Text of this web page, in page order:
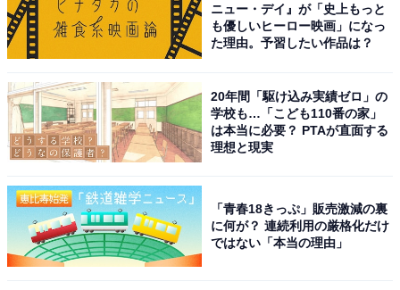
ニュー・デイ』が「史上もっと
も優しいヒーロー映画」になっ
た理由。予習したい作品は？
20年間「駆け込み実績ゼロ」の
学校も…「こども110番の家」
は本当に必要？ PTAが直面する
理想と現実
「青春18きっぷ」販売激減の裏
に何が？ 連続利用の厳格化だけ
ではない「本当の理由」